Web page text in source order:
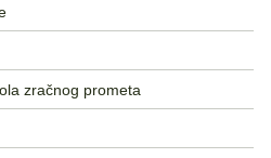
zračnog prometa